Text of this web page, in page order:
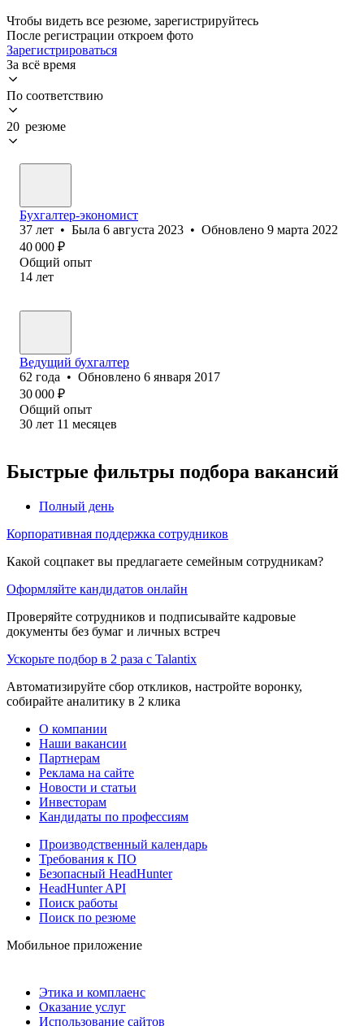
Чтобы видеть все резюме, зарегистрируйтесь
После регистрации откроем фото
Зарегистрироваться
За всё время
По соответствию
20 резюме
Бухгалтер-экономист
37 лет • Была 6 августа 2023 • Обновлено 9 марта 2022
40 000 ₽
Общий опыт
14 лет
Ведущий бухгалтер
62 года • Обновлено 6 января 2017
30 000 ₽
Общий опыт
30 лет 11 месяцев
Быстрые фильтры подбора вакансий
Полный день
Корпоративная поддержка сотрудников
Какой соцпакет вы предлагаете семейным сотрудникам?
Оформляйте кандидатов онлайн
Проверяйте сотрудников и подписывайте кадровые
документы без бумаг и личных встреч
Ускорьте подбор в 2 раза с Talantix
Автоматизируйте сбор откликов, настройте воронку,
собирайте аналитику в 2 клика
О компании
Наши вакансии
Партнерам
Реклама на сайте
Новости и статьи
Инвесторам
Кандидаты по профессиям
Производственный календарь
Требования к ПО
Безопасный HeadHunter
HeadHunter API
Поиск работы
Поиск по резюме
Мобильное приложение
Этика и комплаенс
Оказание услуг
Использование сайтов